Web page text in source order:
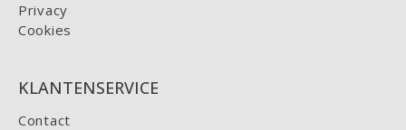
Privacy
Cookies
KLANTENSERVICE
Contact